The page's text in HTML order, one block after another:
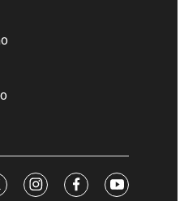
instagram
facebookyoutube